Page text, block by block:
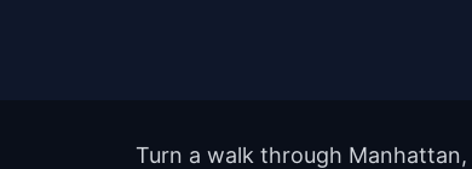
Turn a walk through